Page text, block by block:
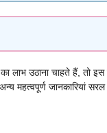
का लाभ उठाना चाहते हैं,
महत्वपूर्ण जानकारियां सरल